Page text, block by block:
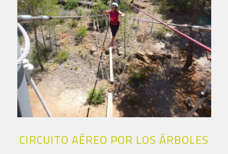
CIRCUITO AÉREO POR LOS ÁRBOLES